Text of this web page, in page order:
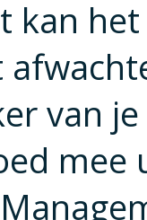
kan
van
mee